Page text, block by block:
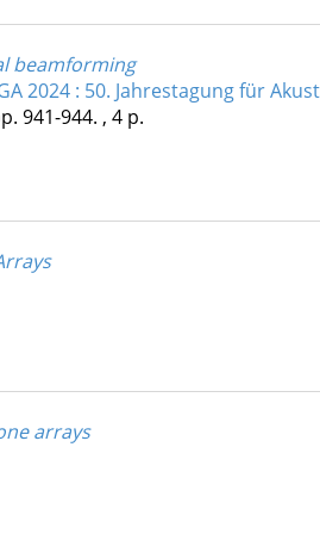
beamforming
2024 : 50. Jahrestagung für
941-944. , 4 p.
arrays